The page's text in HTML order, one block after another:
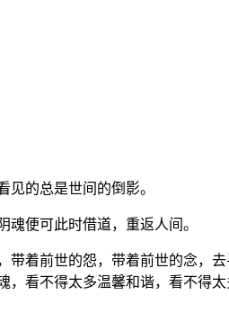
的总是世间的倒影。
便可此时借道，重返人间。
带着前世的怨，带着前世的念，
看不得太多温馨和谐，看不得